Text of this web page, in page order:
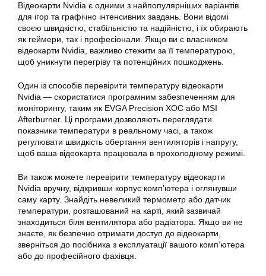
Відеокарти Nvidia є одними з найпопулярніших варіантів
для ігор та графічно інтенсивних завдань. Вони відомі
своєю швидкістю, стабільністю та надійністю, і їх обирають
як геймери, так і професіонали. Якщо ви є власником
відеокарти Nvidia, важливо стежити за її температурою,
щоб уникнути перегріву та потенційних пошкоджень.
Один із способів перевірити температуру відеокарти
Nvidia — скористатися програмним забезпеченням для
моніторингу, таким як EVGA Precision XOC або MSI
Afterburner. Ці програми дозволяють переглядати
показники температури в реальному часі, а також
регулювати швидкість обертання вентиляторів і напругу,
щоб ваша відеокарта працювала в прохолодному режимі.
Ви також можете перевірити температуру відеокарти
Nvidia вручну, відкривши корпус комп’ютера і оглянувши
саму карту. Знайдіть невеликий термометр або датчик
температури, розташований на карті, який зазвичай
знаходиться біля вентилятора або радіатора. Якщо ви не
знаєте, як безпечно отримати доступ до відеокарти,
зверніться до посібника з експлуатації вашого комп’ютера
або до професійного фахівця.